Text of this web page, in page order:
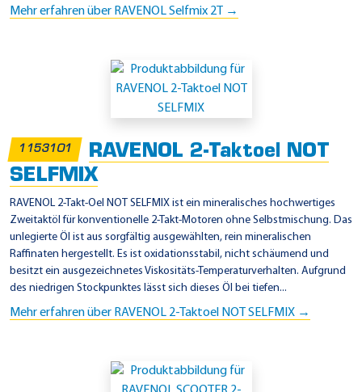
r
P
r
o
d
u
k
t
e
Mehr erfahren über RAVENOL Selfmix 2T →
1153101
RAVENOL 2-Taktoel NOT
SELFMIX
RAVENOL 2-Takt-Oel NOT SELFMIX ist ein mineralisches hochwertiges
Zweitaktöl für konventionelle 2-Takt-Motoren ohne Selbstmischung. Das
unlegierte Öl ist aus sorgfältig ausgewählten, rein mineralischen
Raffinaten hergestellt. Es ist oxidationsstabil, nicht schäumend und
besitzt ein ausgezeichnetes Viskositäts-Temperaturverhalten. Aufgrund
des niedrigen Stockpunktes lässt sich dieses Öl bei tiefen...
Mehr erfahren über RAVENOL 2-Taktoel NOT SELFMIX →